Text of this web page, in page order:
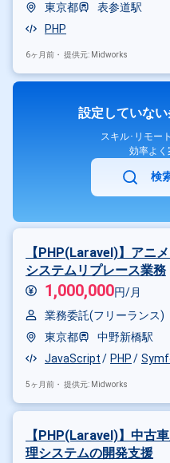
東京都
表参道駅
PHP
6ヶ月前・ 提供元: Midworks
設定していな
スキル･リモー
効率よく
検
【PHP(Laravel)】アニ
システムリプレース業務
1,000,000円/月
業務委託(フリーランス)
東京都
中野新橋駅
JavaScript
PHP
5ヶ月前・ 提供元: Midworks
【PHP(Laravel)】中古
理システムの開発支援